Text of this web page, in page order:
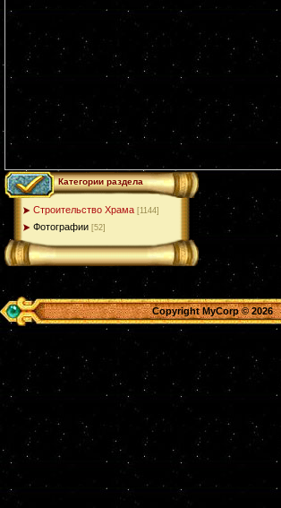
Категории раздела
Строительство Храма [1144]
Фотографии [52]
Copyright MyCorp © 2026